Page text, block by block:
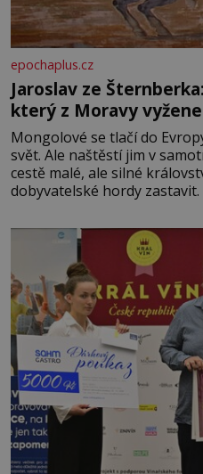
epochaplus.cz
Jaroslav ze
který z Moravy
Mongolové se tlačí do
svět. Ale naštěstí jim v
cestě malé, ale silné
dobyvatelské hordy zastavit.
král. Nebo že by ne?
podél Kaspického a